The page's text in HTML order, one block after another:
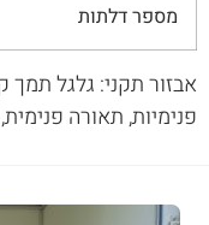
מספר דלתות
אבזור תקני: גלגל תמך
פנימיות, תאורה